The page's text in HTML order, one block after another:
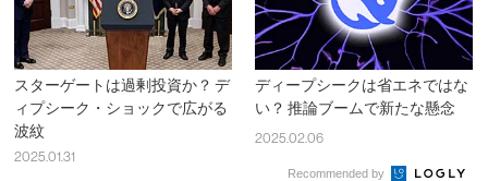
スターゲートは過剰投資か？ デ
ィプシーク・ショックで広がる
波紋
2025.01.31
ディープシークは省エネではな
い？ 推論ブームで新たな懸念
2025.02.06
Recommended by